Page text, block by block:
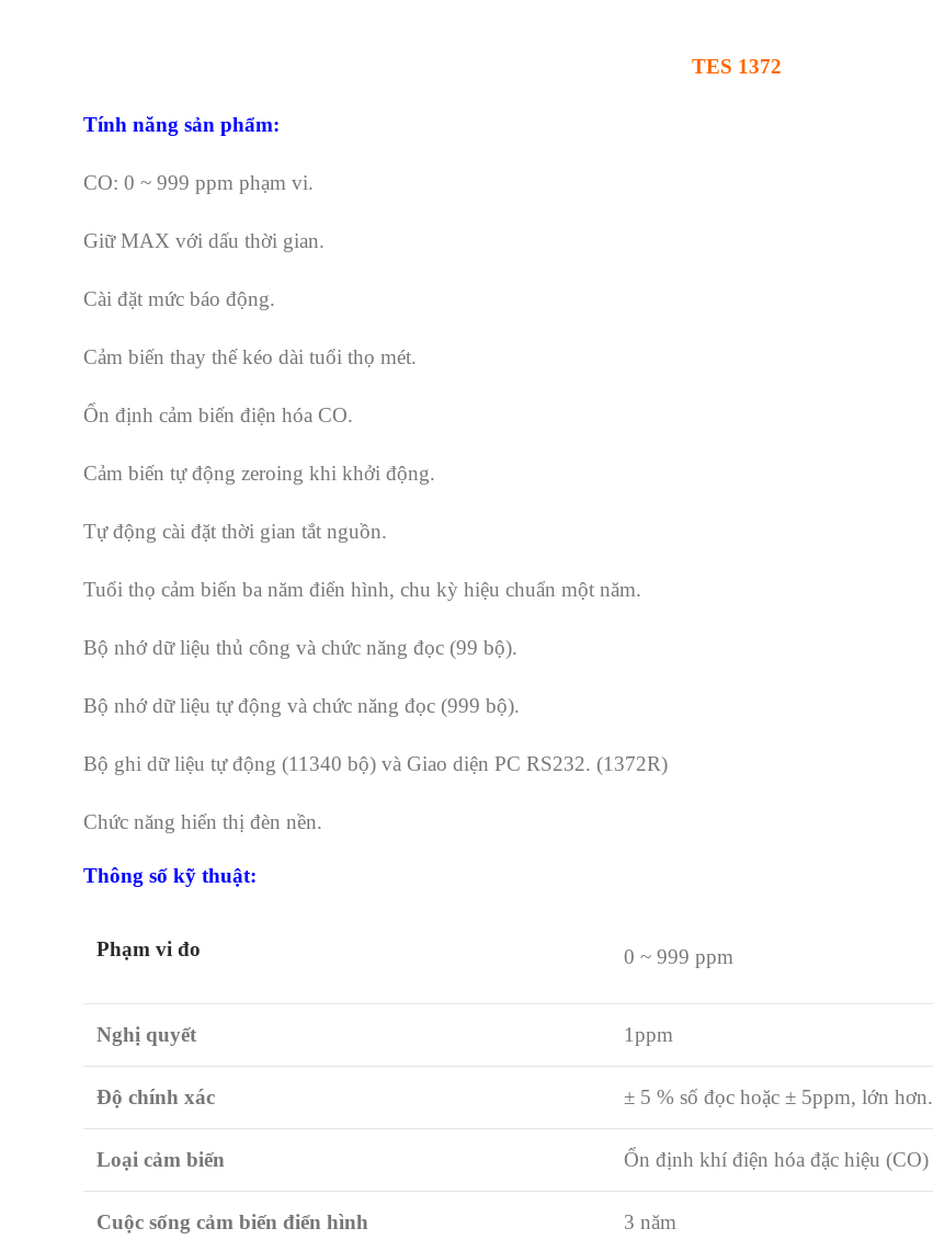
TES 1372
Tính năng sản phẩm:
CO: 0 ~ 999 ppm phạm vi.
Giữ MAX với dấu thời gian.
Cài đặt mức báo động.
Cảm biến thay thế kéo dài tuổi thọ mét.
Ổn định cảm biến điện hóa CO.
Cảm biến tự động zeroing khi khởi động.
Tự động cài đặt thời gian tắt nguồn.
Tuổi thọ cảm biến ba năm điển hình, chu kỳ hiệu chuẩn một năm.
Bộ nhớ dữ liệu thủ công và chức năng đọc (99 bộ).
Bộ nhớ dữ liệu tự động và chức năng đọc (999 bộ).
Bộ ghi dữ liệu tự động (11340 bộ) và Giao diện PC RS232. (1372R)
Chức năng hiển thị đèn nền.
Thông số kỹ thuật:
Phạm vi đo 0 ~ 999 ppm
Nghị quyết 1ppm
Độ chính xác ± 5 % số đọc hoặc ± 5ppm, lớn hơn.
Loại cảm biến Ổn định khí điện hóa đặc hiệu (CO)
Cuộc sống cảm biến điển hình 3 năm